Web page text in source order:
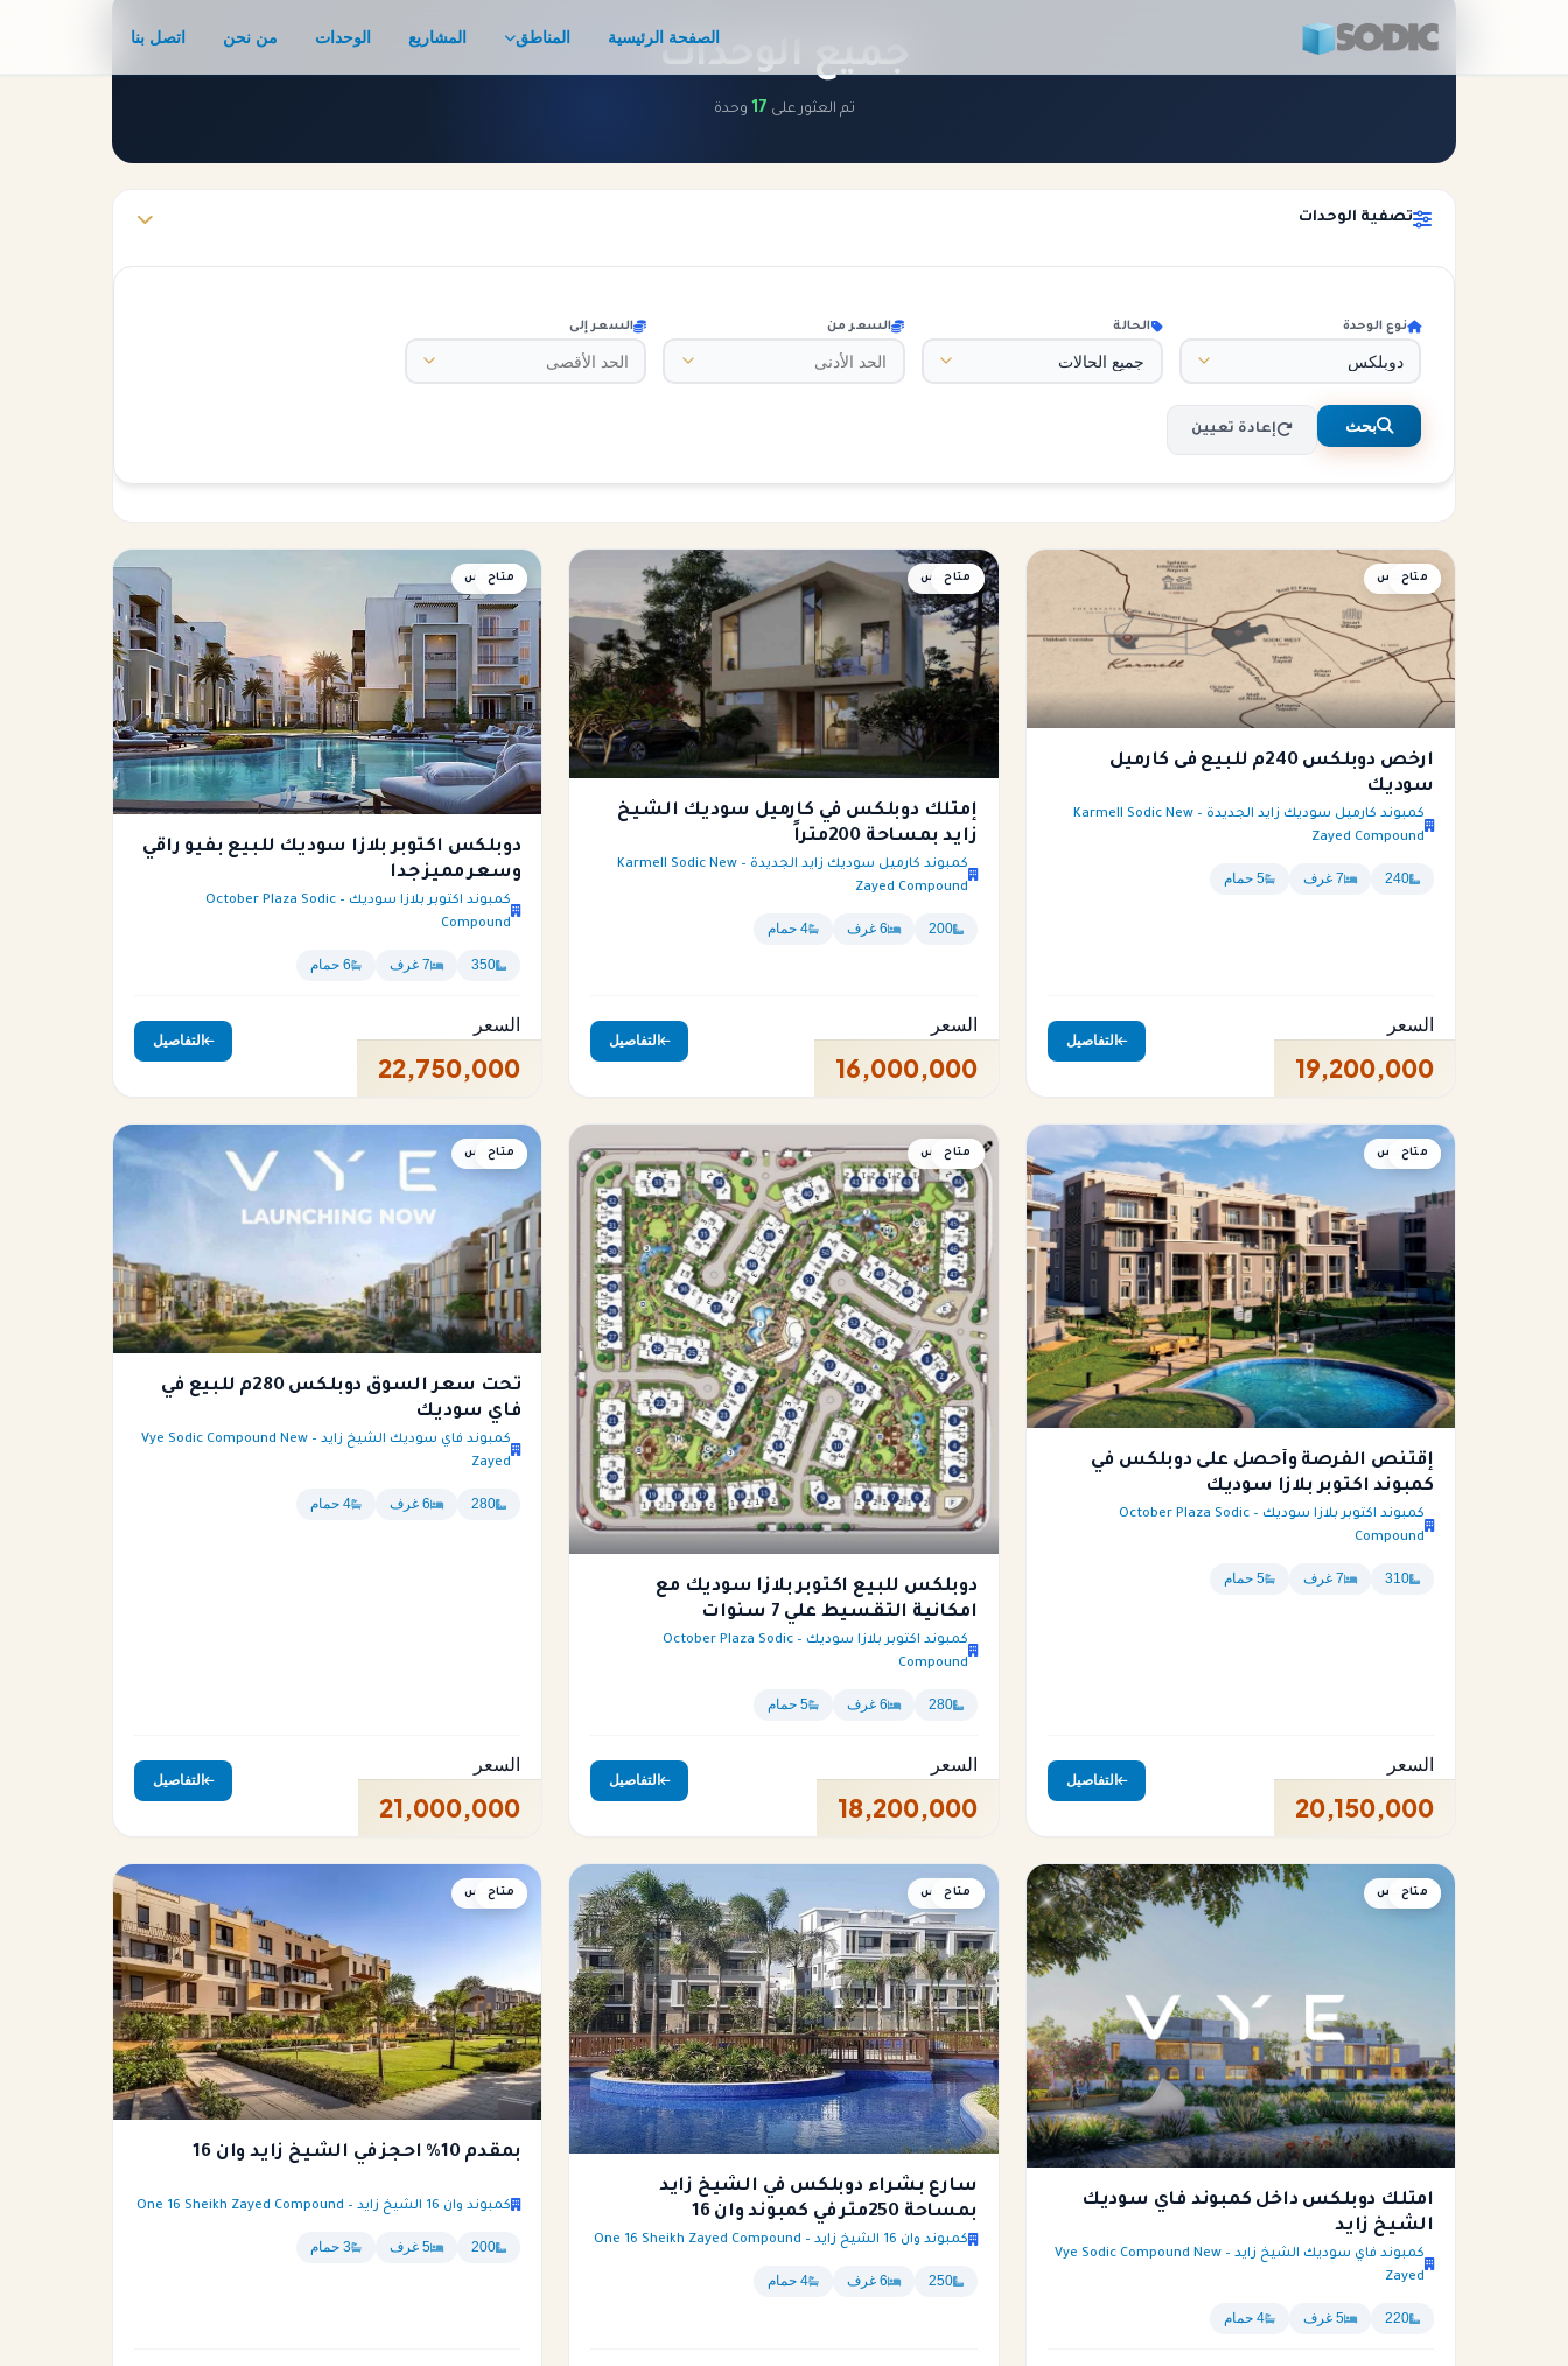
الصفحة الرئيسية المناطق المشاريع الوحدات من نحن اتصل بنا الرئيسية الوحدات جميع الوحدات
تم العثور على 17 وحدة
تصفية الوحدات
نوع الوحدة الحالة السعر من السعر إلى
بحث إعادة تعيين
دوبلكس
متاح
ارخص دوبلكس 240م للبيع فى كارميل
سوديك
كمبوند كارميل سوديك زايد الجديدة – Karmell Sodic New
Zayed Compound
240 7 غرف 5 حمام
السعر
19,200,000
التفاصيل
دوبلكس
متاح
إمتلك دوبلكس في كارميل سوديك الشيخ
زايد بمساحة 200متراً
كمبوند كارميل سوديك زايد الجديدة – Karmell Sodic New
Zayed Compound
200 6 غرف 4 حمام
السعر
16,000,000
التفاصيل
دوبلكس
متاح
دوبلكس اكتوبر بلازا سوديك للبيع بفيو راقي
وسعر مميز جدا
كمبوند اكتوبر بلازا سوديك – October Plaza Sodic
Compound
350 7 غرف 6 حمام
السعر
22,750,000
التفاصيل
دوبلكس
متاح
إقتنص الفرصة وأحصل على دوبلكس في
كمبوند اكتوبر بلازا سوديك
كمبوند اكتوبر بلازا سوديك – October Plaza Sodic
Compound
310 7 غرف 5 حمام
السعر
20,150,000
التفاصيل
دوبلكس
متاح
دوبلكس للبيع اكتوبر بلازا سوديك مع
امكانية التقسيط علي 7 سنوات
كمبوند اكتوبر بلازا سوديك – October Plaza Sodic
Compound
280 6 غرف 5 حمام
السعر
18,200,000
التفاصيل
دوبلكس
متاح
تحت سعر السوق دوبلكس 280م للبيع في
فاي سوديك
كمبوند فاي سوديك الشيخ زايد – Vye Sodic Compound New
Zayed
280 6 غرف 4 حمام
السعر
21,000,000
التفاصيل
دوبلكس
متاح
امتلك دوبلكس داخل كمبوند فاي سوديك
الشيخ زايد
كمبوند فاي سوديك الشيخ زايد – Vye Sodic Compound New
Zayed
220 5 غرف 4 حمام
دوبلكس
متاح
سارع بشراء دوبلكس في الشيخ زايد
بمساحة 250متر في كمبوند وان 16
كمبوند وان 16 الشيخ زايد – One 16 Sheikh Zayed Compound
250 6 غرف 4 حمام
دوبلكس
متاح
بمقدم 10% احجز في الشيخ زايد وان 16
كمبوند وان 16 الشيخ زايد – One 16 Sheikh Zayed Compound
200 5 غرف 3 حمام